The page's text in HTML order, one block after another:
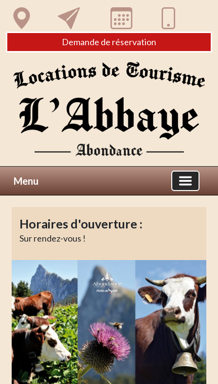
Demande de réservation
Menu
Horaires d'ouverture :
Sur rendez-vous !